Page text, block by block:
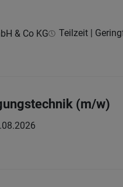
& Co KG Teilzeit |
(m/w)